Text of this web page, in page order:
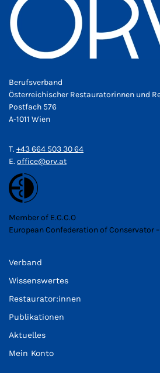
Berufsverband
Österreichischer Restauratorinnen und
Postfach 576
A-1011 Wien
T. +43 664 503 30 64
E. office@orv.at
Member of E.C.C.O
European Confederation of Conservator
Verband
Wissenswertes
Restaurator:innen
Publikationen
Aktuelles
Mein Konto